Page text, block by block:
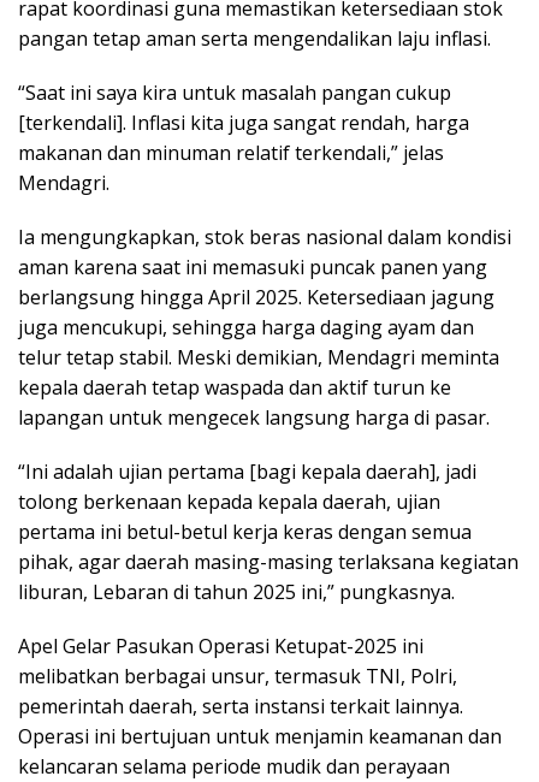
rapat koordinasi guna memastikan ketersediaan stok
pangan tetap aman serta mengendalikan laju inflasi.
“Saat ini saya kira untuk masalah pangan cukup
[terkendali]. Inflasi kita juga sangat rendah, harga
makanan dan minuman relatif terkendali,” jelas
Mendagri.
Ia mengungkapkan, stok beras nasional dalam kondisi
aman karena saat ini memasuki puncak panen yang
berlangsung hingga April 2025. Ketersediaan jagung
juga mencukupi, sehingga harga daging ayam dan
telur tetap stabil. Meski demikian, Mendagri meminta
kepala daerah tetap waspada dan aktif turun ke
lapangan untuk mengecek langsung harga di pasar.
“Ini adalah ujian pertama [bagi kepala daerah], jadi
tolong berkenaan kepada kepala daerah, ujian
pertama ini betul-betul kerja keras dengan semua
pihak, agar daerah masing-masing terlaksana kegiatan
liburan, Lebaran di tahun 2025 ini,” pungkasnya.
Apel Gelar Pasukan Operasi Ketupat-2025 ini
melibatkan berbagai unsur, termasuk TNI, Polri,
pemerintah daerah, serta instansi terkait lainnya.
Operasi ini bertujuan untuk menjamin keamanan dan
kelancaran selama periode mudik dan perayaan